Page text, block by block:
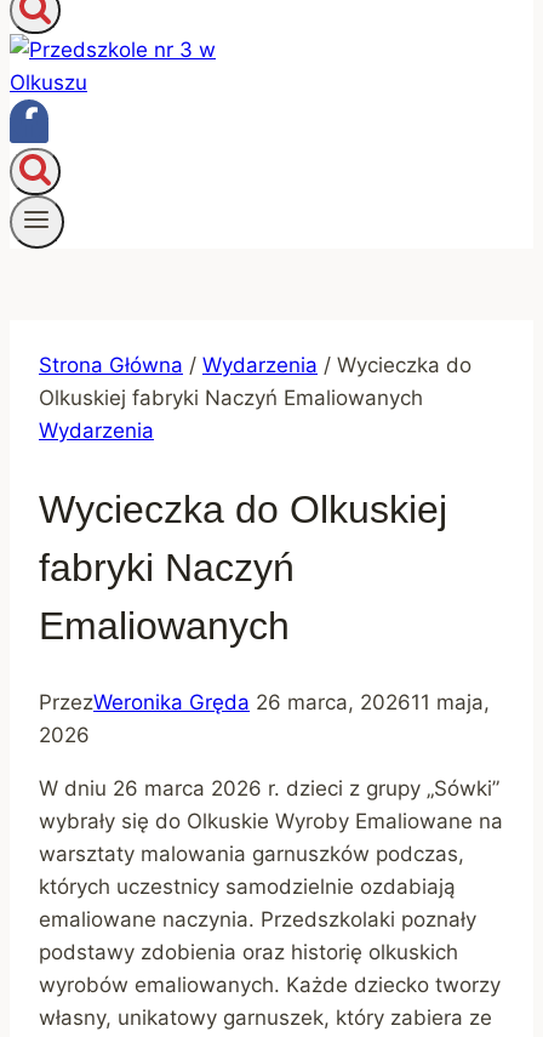
Strona Główna / Wydarzenia / Wycieczka do
Olkuskiej fabryki Naczyń Emaliowanych
Wydarzenia
Wycieczka do Olkuskiej
fabryki Naczyń
Emaliowanych
PrzezWeronika Gręda 26 marca, 202611 maja,
2026
W dniu 26 marca 2026 r. dzieci z grupy „Sówki”
wybrały się do Olkuskie Wyroby Emaliowane na
warsztaty malowania garnuszków podczas,
których uczestnicy samodzielnie ozdabiają
emaliowane naczynia. Przedszkolaki poznały
podstawy zdobienia oraz historię olkuskich
wyrobów emaliowanych. Każde dziecko tworzy
własny, unikatowy garnuszek, który zabiera ze